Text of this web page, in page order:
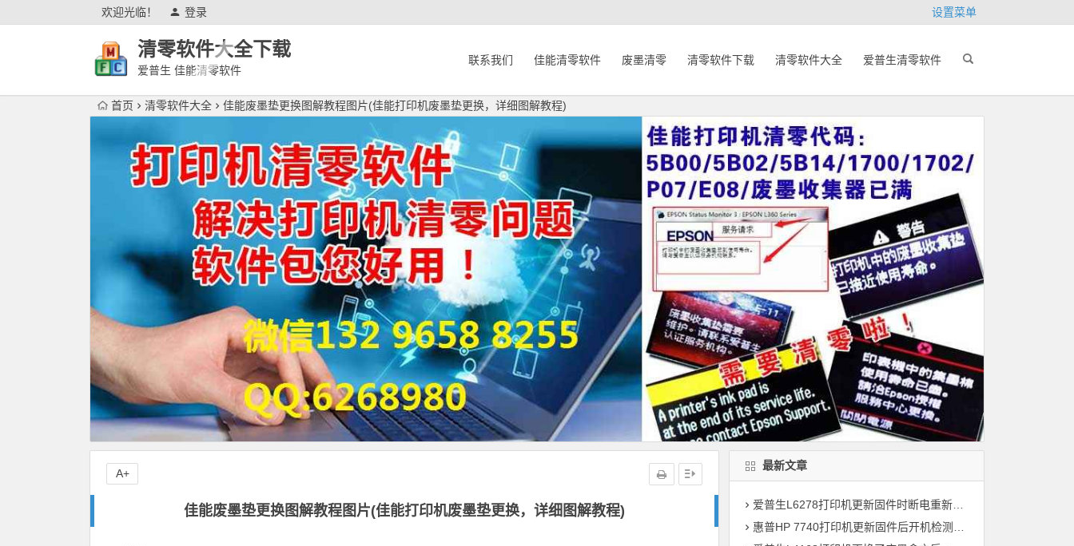
欢迎光临！ 登录 设置菜单
清零软件大全下载
爱普生 佳能清零软件
联系我们 佳能清零软件 废墨清零 清零软件下载 清零软件大全 爱普生清零软件
首页 清零软件大全 佳能废墨垫更换图解教程图片(佳能打印机废墨垫更换，详细图解教程)
佳能废墨垫更换图解教程图片(佳能打印机废墨垫更换，详细图解教程)
A+
最新文章
爱普生L6278打印机更新固件时断电重新开机后一直提示Recovery Mode故障
惠普HP 7740打印机更新固件后开机检测到非HP芯片刷机降级解决教程